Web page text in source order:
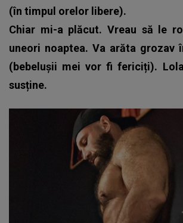
(în timpul orelor libere).
Chiar mi-a plăcut. Vreau să le
uneori noaptea. Va arăta grozav
(bebelușii mei vor fi fericiți).
susține.